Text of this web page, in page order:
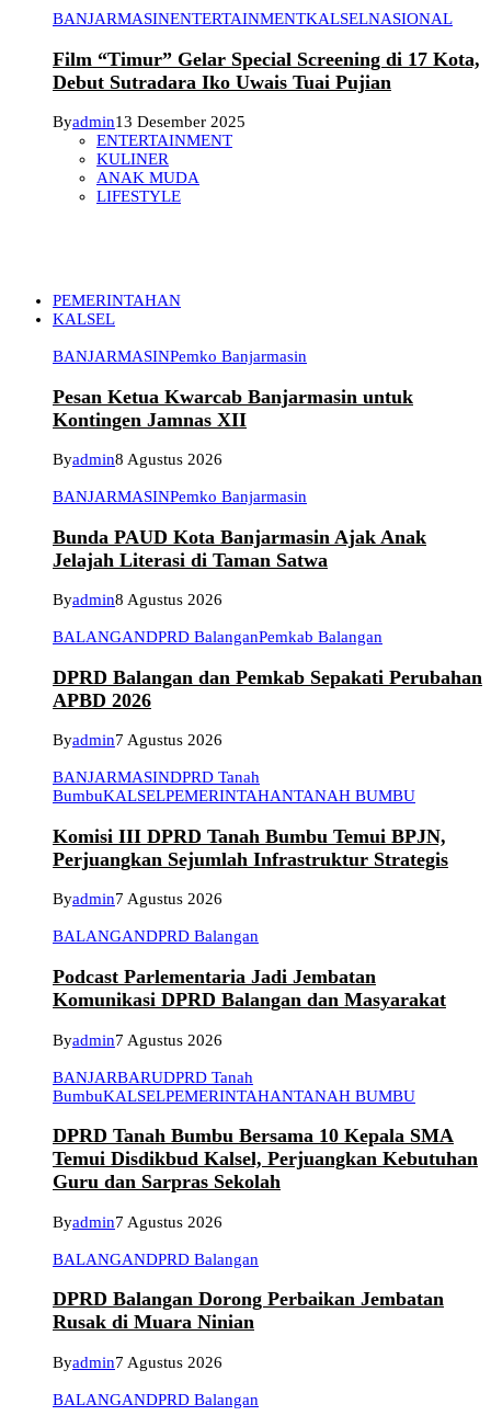
BANJARMASINENTERTAINMENTKALSELNASIONAL
Film “Timur” Gelar Special Screening di 17 Kota,
Debut Sutradara Iko Uwais Tuai Pujian
Byadmin13 Desember 2025
ENTERTAINMENT
KULINER
ANAK MUDA
LIFESTYLE
PEMERINTAHAN
KALSEL
BANJARMASINPemko Banjarmasin
Pesan Ketua Kwarcab Banjarmasin untuk
Kontingen Jamnas XII
Byadmin8 Agustus 2026
BANJARMASINPemko Banjarmasin
Bunda PAUD Kota Banjarmasin Ajak Anak
Jelajah Literasi di Taman Satwa
Byadmin8 Agustus 2026
BALANGANDPRD BalanganPemkab Balangan
DPRD Balangan dan Pemkab Sepakati Perubahan
APBD 2026
Byadmin7 Agustus 2026
BANJARMASINDPRD Tanah
BumbuKALSELPEMERINTAHANTANAH BUMBU
Komisi III DPRD Tanah Bumbu Temui BPJN,
Perjuangkan Sejumlah Infrastruktur Strategis
Byadmin7 Agustus 2026
BALANGANDPRD Balangan
Podcast Parlementaria Jadi Jembatan
Komunikasi DPRD Balangan dan Masyarakat
Byadmin7 Agustus 2026
BANJARBARUDPRD Tanah
BumbuKALSELPEMERINTAHANTANAH BUMBU
DPRD Tanah Bumbu Bersama 10 Kepala SMA
Temui Disdikbud Kalsel, Perjuangkan Kebutuhan
Guru dan Sarpras Sekolah
Byadmin7 Agustus 2026
BALANGANDPRD Balangan
DPRD Balangan Dorong Perbaikan Jembatan
Rusak di Muara Ninian
Byadmin7 Agustus 2026
BALANGANDPRD Balangan